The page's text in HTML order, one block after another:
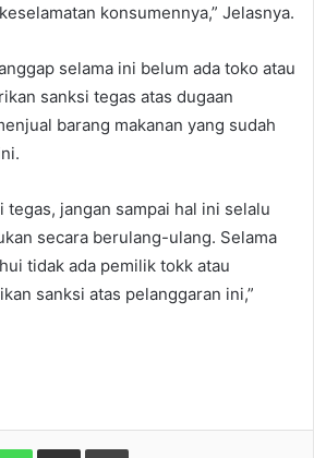
konsumennya,” Jelasnya.
selama ini belum ada toko atau
sanksi tegas atas dugaan
barang makanan yang sudah
tegas, jangan sampai hal ini selalu
secara berulang-ulang. Selama
tidak ada pemilik tokk atau
sanksi atas pelanggaran ini,”
WhatsApp
Share via Email Print